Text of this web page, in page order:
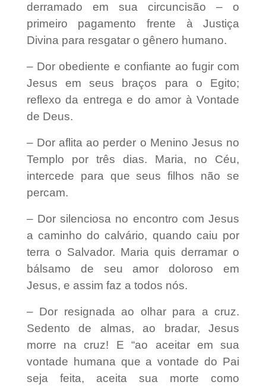
derramado em sua circuncisão – o
primeiro pagamento frente à Justiça
Divina para resgatar o gênero humano.
– Dor obediente e confiante ao fugir com
Jesus em seus braços para o Egito;
reflexo da entrega e do amor à Vontade
de Deus.
– Dor aflita ao perder o Menino Jesus no
Templo por três dias. Maria, no Céu,
intercede para que seus filhos não se
percam.
– Dor silenciosa no encontro com Jesus
a caminho do calvário, quando caiu por
terra o Salvador. Maria quis derramar o
bálsamo de seu amor doloroso em
Jesus, e assim faz a todos nós.
– Dor resignada ao olhar para a cruz.
Sedento de almas, ao bradar, Jesus
morre na cruz! E “ao aceitar em sua
vontade humana que a vontade do Pai
seja feita, aceita sua morte como